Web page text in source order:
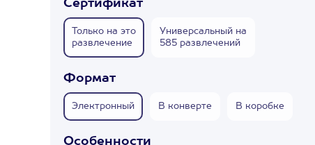
Сертификат
Только на это
развлечение
Универсальный на
585 развлечений
Формат
Электронный В конверте В коробке
Особенности